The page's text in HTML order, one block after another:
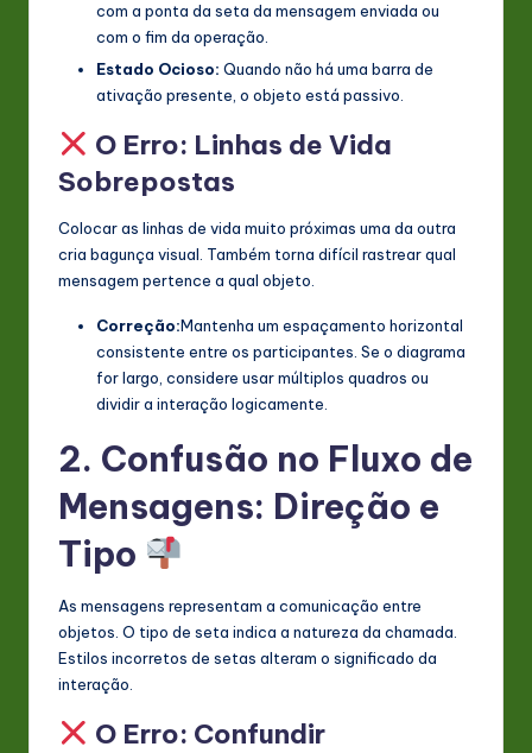
com a ponta da seta da mensagem enviada ou
com o fim da operação.
Estado Ocioso: Quando não há uma barra de
ativação presente, o objeto está passivo.
O Erro: Linhas de Vida
Sobrepostas
Colocar as linhas de vida muito próximas uma da outra
cria bagunça visual. Também torna difícil rastrear qual
mensagem pertence a qual objeto.
Correção:Mantenha um espaçamento horizontal
consistente entre os participantes. Se o diagrama
for largo, considere usar múltiplos quadros ou
dividir a interação logicamente.
2. Confusão no Fluxo de
Mensagens: Direção e
Tipo
As mensagens representam a comunicação entre
objetos. O tipo de seta indica a natureza da chamada.
Estilos incorretos de setas alteram o significado da
interação.
O Erro: Confundir